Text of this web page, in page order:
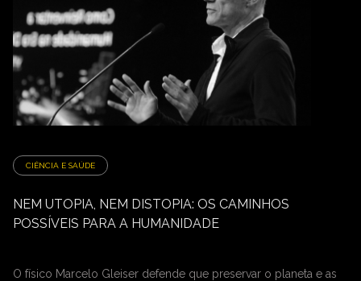
CIÊNCIA E SAÚDE
NEM UTOPIA, NEM DISTOPIA: OS CAMINHOS
POSSÍVEIS PARA A HUMANIDADE
O físico Marcelo Gleiser defende que preservar o planeta e as